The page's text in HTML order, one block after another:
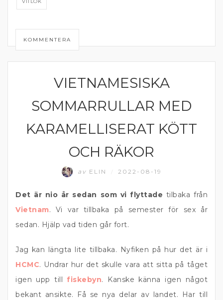
VITLÖK
KOMMENTERA
CURRY, NUDLAR OCH WOK
VIETNAMESISKA
SOMMARRULLAR MED
KARAMELLISERAT KÖTT
OCH RÄKOR
av ELIN 2022-08-19
Det är nio år sedan som vi flyttade tilbaka från
Vietnam. Vi var tillbaka på semester för sex år
sedan. Hjälp vad tiden går fort.
Jag kan längta lite tillbaka. Nyfiken på hur det är i
HCMC. Undrar hur det skulle vara att sitta på tåget
igen upp till fiskebyn. Kanske känna igen något
bekant ansikte. Få se nya delar av landet. Har till